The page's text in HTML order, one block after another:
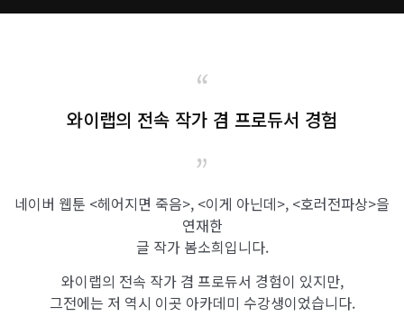
“
와이랩의 전속 작가 겸 프로듀서 경험
”
네이버 웹툰 <헤어지면 죽음>, <이게 아닌데>, <호러전파상>을
연재한
글 작가 봄소희입니다.
와이랩의 전속 작가 겸 프로듀서 경험이 있지만,
그전에는 저 역시 이곳 아카데미 수강생이었습니다.